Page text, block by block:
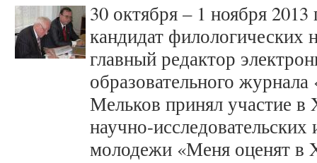
30 октября – 1 ноября
кандидат
главный редактор
образовательного
Мельков принял участие в
научно-
молодежи «Меня оценят в